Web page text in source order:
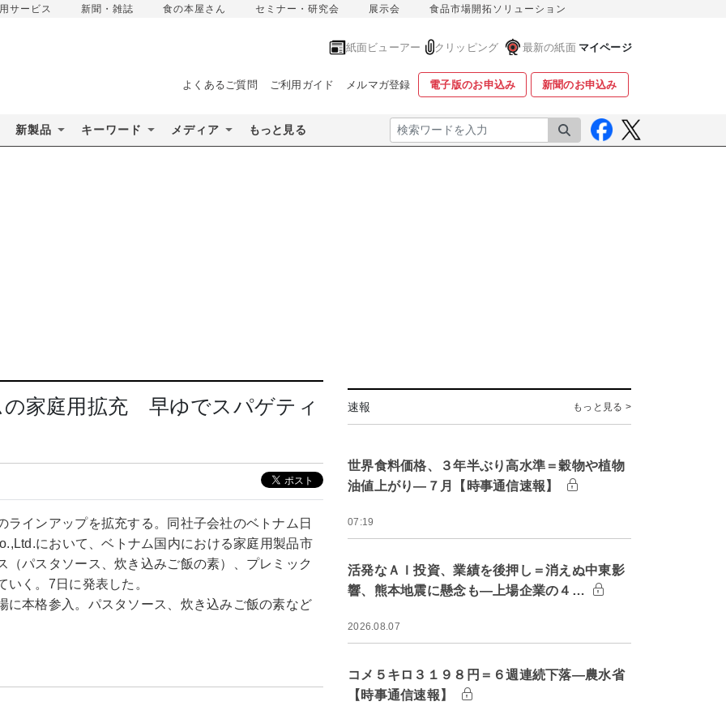
サービス 新聞・雑誌 食の本屋さん セミナー・研究会 展示会 食品市場開拓ソリューション
紙面ビューアー クリッピング 最新の紙面 マイページ
よくあるご質問 ご利用ガイド メルマガ登録 電子版のお申込み 新聞のお申込み
新製品 キーワード メディア もっと見る 検索
家庭用拡充 早ゆでスパゲティ
インアップを拡充する。同社子会社のベトナム日
において、ベトナム国内における家庭用製品市
パスタソース、炊き込みご飯の素）、プレミック
く。7日に発表した。
本格参入。パスタソース、炊き込みご飯の素など
速報 もっと見る >
世界食料価格、３年半ぶり高水準＝穀物や植物
油値上がり―７月【時事通信速報】
07:19
活発なＡＩ投資、業績を後押し＝消えぬ中東影
響、熊本地震に懸念も―上場企業の４…
2026.08.07
コメ５キロ３１９８円＝６週連続下落―農水省
【時事通信速報】